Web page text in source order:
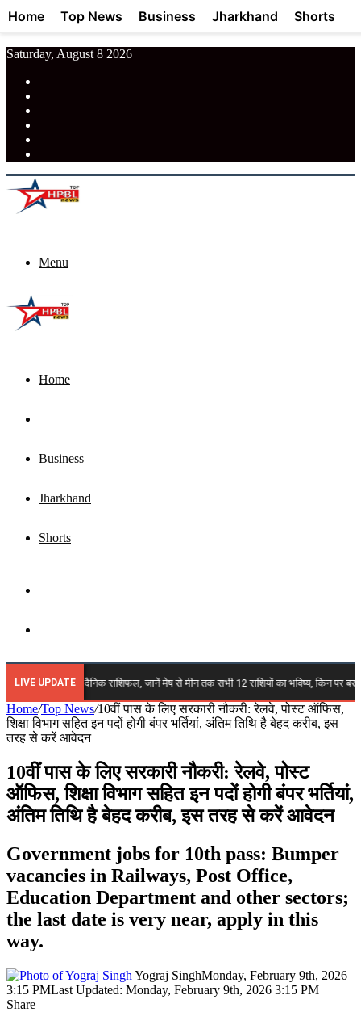
Saturday, August 8 2026
Menu
Home
Business
Jharkhand
Shorts
for
LIVE UPDATE
रविवार का दैनिक राशिफल, जानें मेष से मीन तक सभी 12 राशियों का भविष्य, किन पर बरसेगी
Home/Top News/10वीं पास के लिए सरकारी नौकरी: रेलवे, पोस्ट ऑफिस,
शिक्षा विभाग सहित इन पदों होगी बंपर भर्तियां, अंतिम तिथि है बेहद करीब, इस
तरह से करें आवेदन
10वीं पास के लिए सरकारी नौकरी: रेलवे, पोस्ट
ऑफिस, शिक्षा विभाग सहित इन पदों होगी बंपर भर्तियां,
अंतिम तिथि है बेहद करीब, इस तरह से करें आवेदन
Government jobs for 10th pass: Bumper
vacancies in Railways, Post Office,
Education Department and other sectors;
the last date is very near, apply in this
way.
Yograj SinghMonday, February 9th, 2026
3:15 PMLast Updated: Monday, February 9th, 2026 3:15 PM
Share
Home Top News Business Jharkhand Shorts